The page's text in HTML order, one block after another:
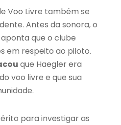
Voo Livre também se
Antes da sonora, o
que o clube
em respeito ao piloto.
que Haegler era
voo livre e que sua
para investigar as